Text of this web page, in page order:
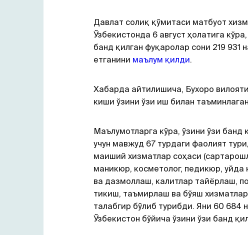
Давлат солиқ қўмитаси матбуот
Ўзбекистонда 6 август ҳолатига
банд қилган фуқаролар сони 219 931
етганини маълум қилди.
Хабарда айтилишича, Бухоро
киши ўзини ўзи иш билан
Маълумотларга кўра, ўзини ўзи банд
учун мавжуд 67 турдаги фаолият
маиший хизматлар соҳаси
маникюр, косметолог, педикюр, уйда
ва дазмоллаш, калитлар тайёрлаш,
тикиш, таъмирлаш ва бўяш
талабгир бўлиб турибди. Яни 60 684
Ўзбекистон бўйича ўзини ўзи банд